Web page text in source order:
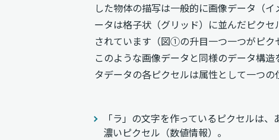
した物体の描写は一般的に画像データ（
ータは格子状（グリッド）に並んだピク
されています（図①の升目一つ一つがピク
このような画像データと同様のデータ構
タデータの各ピクセルは属性として一つの
「ラ」の文字を作っているピクセルは
濃いピクセル（数値情報）。